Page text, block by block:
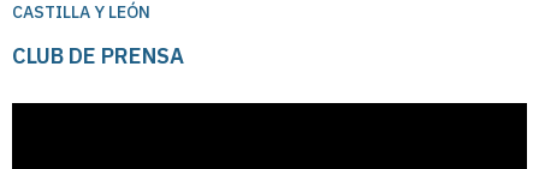
CASTILLA Y LEÓN
CLUB DE PRENSA